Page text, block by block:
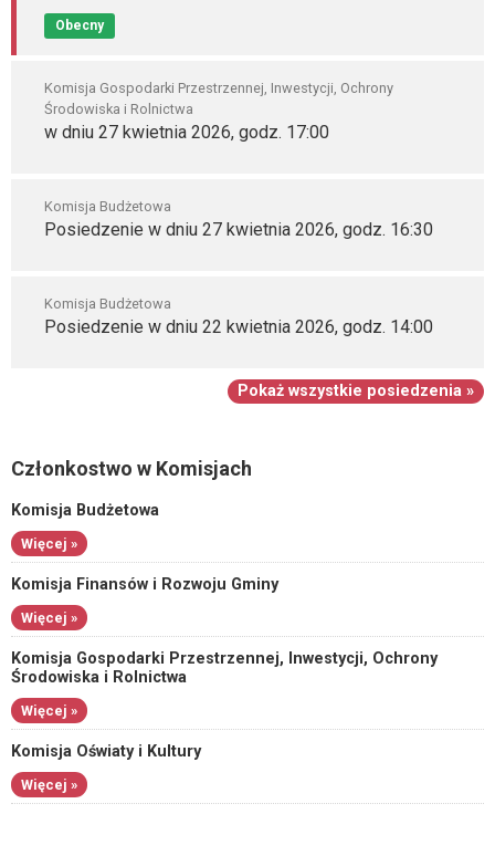
Obecny
Komisja Gospodarki Przestrzennej, Inwestycji, Ochrony
Środowiska i Rolnictwa
w dniu 27 kwietnia 2026, godz. 17:00
Komisja Budżetowa
Posiedzenie w dniu 27 kwietnia 2026, godz. 16:30
Komisja Budżetowa
Posiedzenie w dniu 22 kwietnia 2026, godz. 14:00
Pokaż wszystkie posiedzenia »
Członkostwo w Komisjach
Komisja Budżetowa
Więcej »
Komisja Finansów i Rozwoju Gminy
Więcej »
Komisja Gospodarki Przestrzennej, Inwestycji, Ochrony
Środowiska i Rolnictwa
Więcej »
Komisja Oświaty i Kultury
Więcej »